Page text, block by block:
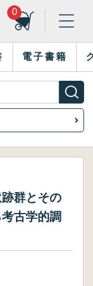
0
電子書籍
群とその
古学的調